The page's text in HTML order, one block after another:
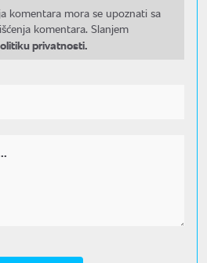
komentara mora se upoznati sa
komentara. Slanjem
privatnosti.